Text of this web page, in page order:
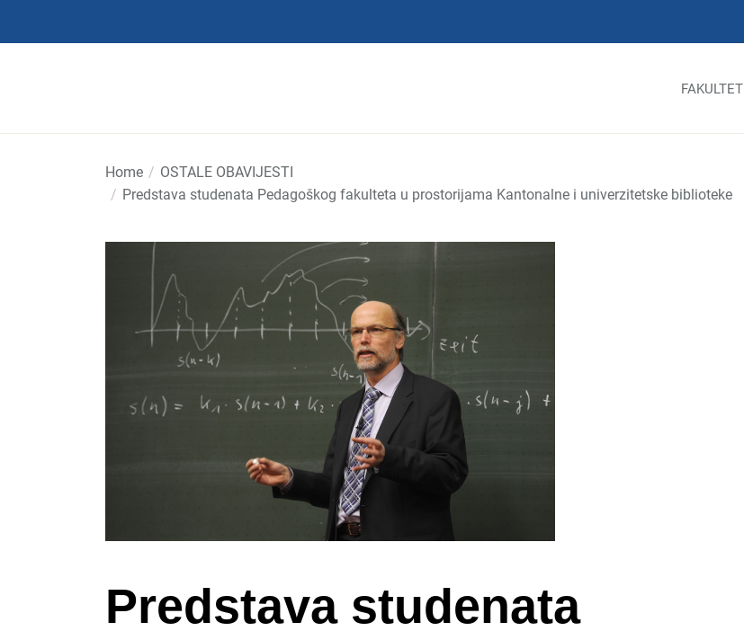
FAKULTET
Home
OSTALE OBAVIJESTI
Predstava studenata Pedagoškog fakulteta u prostorijama Kantonalne i univerzitetske biblioteke
Predstava studenata